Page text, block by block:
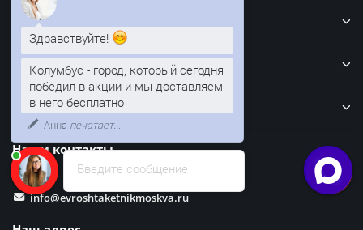
Информация
Кровля
Забор
Наши контакты
info@evroshtaketnikmoskva.ru
Введите сообщение
Здравствуйте!
Колумбус - город, который сегодня
победил в акции и мы доставляем
в него бесплатно
Анна печатает...